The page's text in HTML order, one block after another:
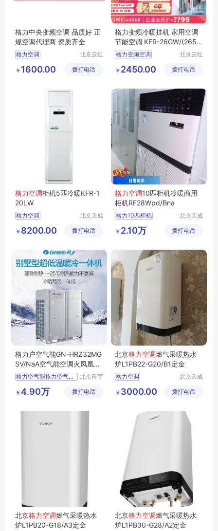
格力中央变频空调 品质好 正
规空调代理商 资质齐全
格力空调
格力中央空调
北京格力空调代理商
北京云红
设备有限
￥ 1600.00 拨打电话
格力变频冷暖挂机 家用空调
节能空调 KFR-26GW/(2656
3)FNhAa-B3JY01
格力变频空调
格力家用空调
节能空调
北京云红
设备有限
￥ 2450.00 拨打电话
格力空调柜机5匹冷暖KFR-1
20LW
格力空调
格力空调柜机5匹
5匹格力空调
北京天成
设备有限
￥ 8200.00 拨打电话
格力空调10匹柜机冷暖商用
柜机RF28Wpd/Bna
格力10匹柜机
格力空调
格力中央空调
北京天成
设备有限
￥ 2.10万 拨打电话
格力户空气能GN-HRZ32MG
SV/NaA空气能空调火凤凰别
墅别墅暖冷一体机格力空气能格力空气能空调格力空气能热泵
北京科宇
设备有限
￥ 4.90万 拨打电话
北京格力空调燃气采暖热水
炉L1PB22-G20/B1定金
格力空调
北京天成
设备有限
￥ 3000.00 拨打电话
北京格力空调燃气采暖热水
炉L1PB20-G18/A3定金
北京格力空调燃气采暖热水
炉L1PB30-G28/A2定金